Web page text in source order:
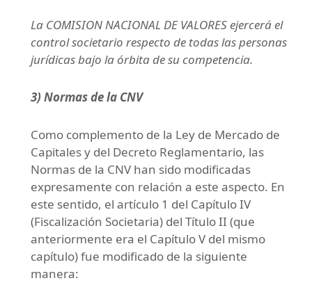
La COMISION NACIONAL DE VALORES ejercerá el
control societario respecto de todas las personas
jurídicas bajo la órbita de su competencia.
3) Normas de la CNV
Como complemento de la Ley de Mercado de
Capitales y del Decreto Reglamentario, las
Normas de la CNV han sido modificadas
expresamente con relación a este aspecto. En
este sentido, el artículo 1 del Capítulo IV
(Fiscalización Societaria) del Título II (que
anteriormente era el Capítulo V del mismo
capítulo) fue modificado de la siguiente
manera: